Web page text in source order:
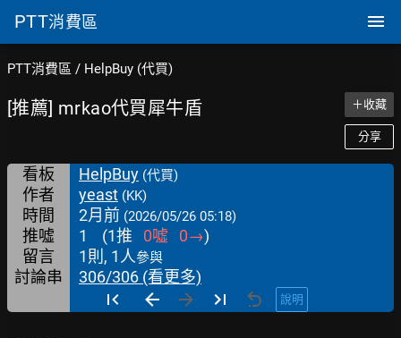
PTT消費區
PTT消費區 / HelpBuy (代買)
[推薦] mrkao代買犀牛盾 ＋收藏
分享
看板 HelpBuy (代買)
作者 yeast (KK)
時間 2月前 (2026/05/26 05:18)
推噓 1 (1推 0噓 0→)
留言
1則, 1人參與
討論串 306/306 (看更多)
說明